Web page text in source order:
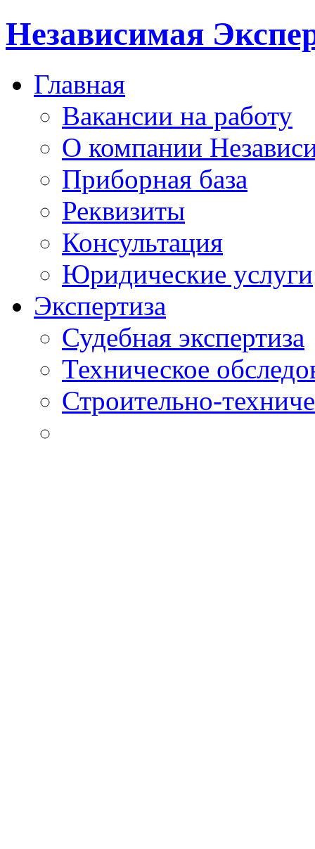
Независимая
Главная
Вакансии на работу
О компании
Приборная база
Реквизиты
Консультация
Юридические услуги
Экспертиза
Судебная экспертиза
Техническое
Строительно-